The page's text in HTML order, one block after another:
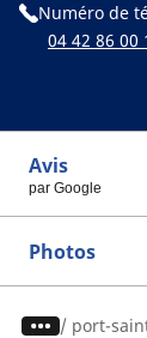
Numéro de
04 42 86 00
Avis
par Google
Photos
/ port-